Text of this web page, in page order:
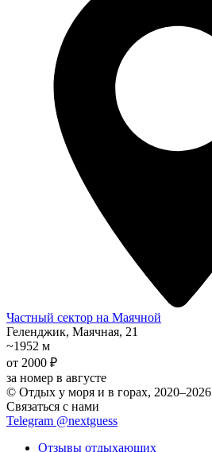
Частный сектор на Маячной
Геленджик, Маячная, 21
~1952 м
от 2000 ₽
за номер в августе
© Отдых у моря и в горах, 2020–2026
Связаться с нами
Telegram @nextguess
Отзывы отдыхающих